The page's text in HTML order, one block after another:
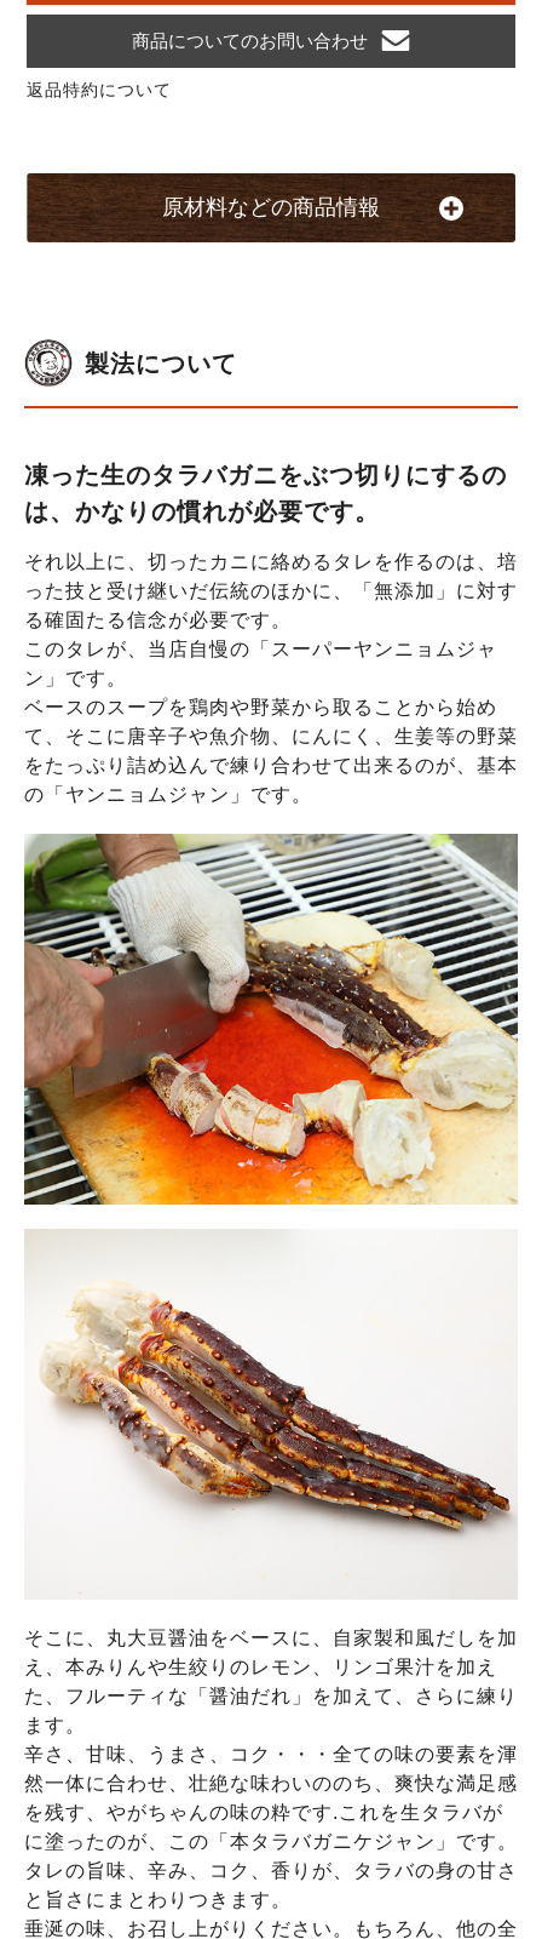
商品についてのお問い合わせ
返品特約について
原材料などの商品情報
製法について
凍った生のタラバガニをぶつ切りにするの
は、かなりの慣れが必要です。
それ以上に、切ったカニに絡めるタレを作るのは、培
った技と受け継いだ伝統のほかに、「無添加」に対す
る確固たる信念が必要です。
このタレが、当店自慢の「スーパーヤンニョムジャ
ン」です。
ベースのスープを鶏肉や野菜から取ることから始め
て、そこに唐辛子や魚介物、にんにく、生姜等の野菜
をたっぷり詰め込んで練り合わせて出来るのが、基本
の「ヤンニョムジャン」です。
そこに、丸大豆醤油をベースに、自家製和風だしを加
え、本みりんや生絞りのレモン、リンゴ果汁を加え
た、フルーティな「醤油だれ」を加えて、さらに練り
ます。
辛さ、甘味、うまさ、コク・・・全ての味の要素を渾
然一体に合わせ、壮絶な味わいののち、爽快な満足感
を残す、やがちゃんの味の粋です.これを生タラバが
に塗ったのが、この「本タラバガニケジャン」です。
タレの旨味、辛み、コク、香りが、タラバの身の甘さ
と旨さにまとわりつきます。
垂涎の味、お召し上がりください。もちろん、他の全